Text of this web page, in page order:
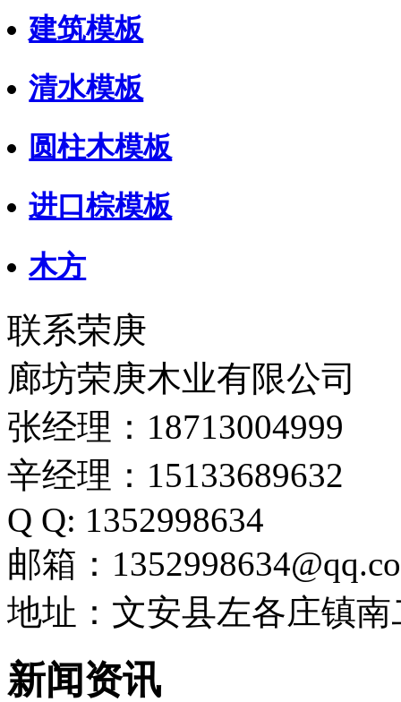
建筑模板
清水模板
圆柱木模板
进口棕模板
木方
联系荣庚
廊坊荣庚木业有限公司
张经理：18713004999
辛经理：15133689632
Q Q: 1352998634
邮箱：
地址：文安县左各庄镇
新闻资讯